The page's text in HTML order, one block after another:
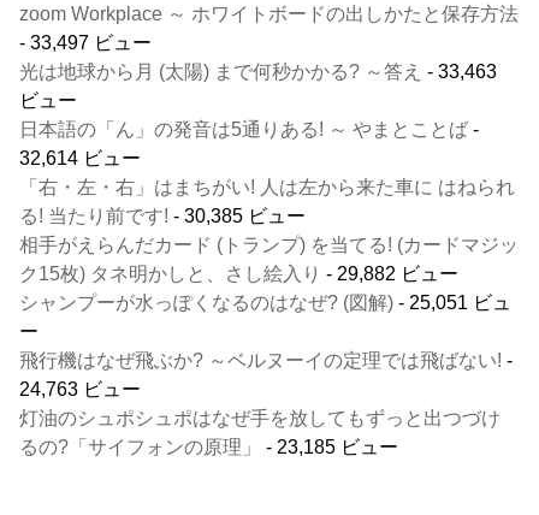
zoom Workplace ～ ホワイトボードの出しかたと保存方法
- 33,497 ビュー
光は地球から月 (太陽) まで何秒かかる? ～答え - 33,463
ビュー
日本語の「ん」の発音は5通りある! ～ やまとことば -
32,614 ビュー
「右・左・右」はまちがい! 人は左から来た車に はねられ
る! 当たり前です! - 30,385 ビュー
相手がえらんだカード (トランプ) を当てる! (カードマジッ
ク15枚) タネ明かしと、さし絵入り - 29,882 ビュー
シャンプーが水っぽくなるのはなぜ? (図解) - 25,051 ビュ
ー
飛行機はなぜ飛ぶか? ～ベルヌーイの定理では飛ばない! -
24,763 ビュー
灯油のシュポシュポはなぜ手を放してもずっと出つづけ
るの?「サイフォンの原理」
- 23,185 ビュー